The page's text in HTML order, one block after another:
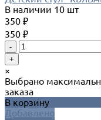
В наличии 10 шт
350 ₽
350 ₽
-
+
×
Выбрано
заказа
В корзину
Добавлено